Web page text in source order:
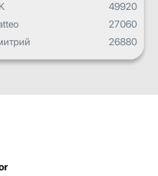
49920
27060
26880